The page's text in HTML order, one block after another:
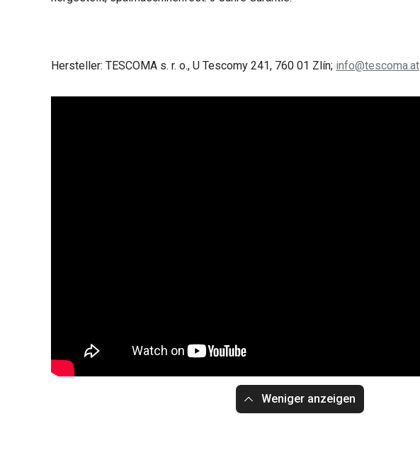
Hersteller: TESCOMA s. r. o., U Tescomy 241, 760 01 Zlín; info@tescoma.at
Weniger anzeigen